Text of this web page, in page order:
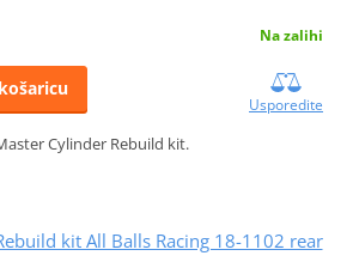
Na zalihi
Usporedite
Cylinder Rebuild kit.
kit All Balls Racing 18-1102 rear